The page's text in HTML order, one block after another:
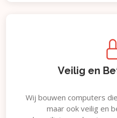
Veilig en
Wij bouwen computers
maar ook veilig en